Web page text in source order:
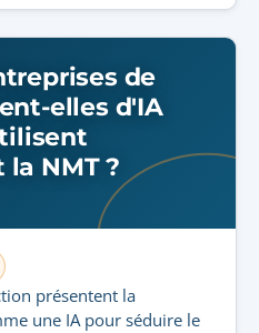
de
elles d'IA
NMT ?
présentent la
une IA pour séduire le